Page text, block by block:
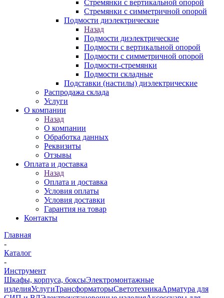
Стремянки с вертикальной опорой
Стремянки с симметричной опорой
Подмости диэлектрические
Назад
Подмости диэлектрические
Подмости с вертикальной опорой
Подмости с симметричной опорой
Подмости-стремянки
Подмости складные
Подставки (настилы) диэлектрические
Распродажа склада
Услуги
О компании
Назад
О компании
Обработка данных
Реквизиты
Отзывы
Оплата и доставка
Назад
Оплата и доставка
Условия оплаты
Условия доставки
Гарантия на товар
Контакты
Главная
-
Каталог
-
Инструмент
Шкафы, корпуса, боксыЭлектромонтажные
изделияУслугиТрансформаторыСветотехникаАрматура для